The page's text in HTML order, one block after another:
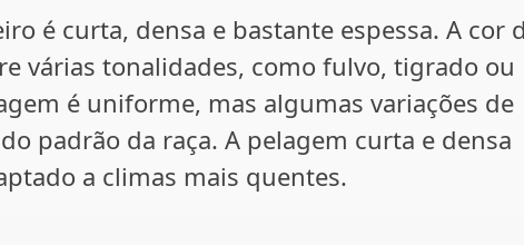
é curta, densa e bastante espessa. A cor
várias tonalidades, como fulvo, tigrado ou
é uniforme, mas algumas variações de
padrão da raça. A pelagem curta e densa
a climas mais quentes.